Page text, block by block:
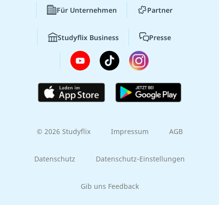
Für Unternehmen Partner
Studyflix Business Presse
© 2026 Studyflix Impressum AGB
Datenschutz Datenschutz-Einstellungen
Gib uns Feedback